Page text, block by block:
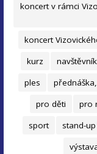
koncert v rámci
koncert
kurz
navštěvník
ples
pro děti
pro
sport
stand-